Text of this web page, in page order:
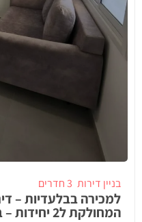
בניין דירות 3 חדרים
המחולקת ל2 יחידות – ברח' בלפור 31, באר שבע!